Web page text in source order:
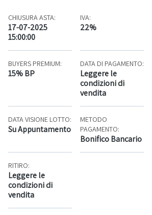
CHIUSURA ASTA:
17-07-2025
15:00:00
IVA:
22%
BUYERS PREMIUM:
15% BP
DATA DI PAGAMENTO:
Leggere le
condizioni di
vendita
DATA VISIONE LOTTO:
Su Appuntamento
METODO
PAGAMENTO:
Bonifico Bancario
RITIRO:
Leggere le
condizioni di
vendita